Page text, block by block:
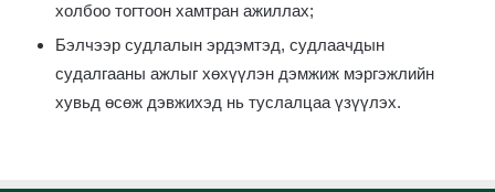
холбоо тогтоон хамтран ажиллах;
Бэлчээр судлалын эрдэмтэд, судлаачдын
судалгааны ажлыг хөхүүлэн дэмжиж мэргэжлийн
хувьд өсөж дэвжихэд нь туслалцаа үзүүлэх.